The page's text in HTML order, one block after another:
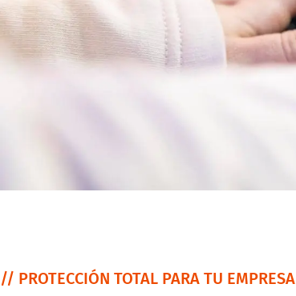
// PROTECCIÓN TOTAL PARA TU EMPRESA